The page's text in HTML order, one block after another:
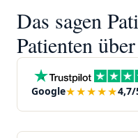
Das sagen
Patienten
Google★★★★★4,7/